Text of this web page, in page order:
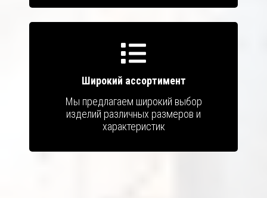
Широкий ассортимент
Мы предлагаем широкий выбор
изделий различных размеров и
характеристик